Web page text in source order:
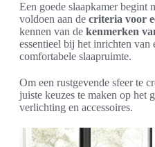
Een goede slaapkamer begint
voldoen aan de criteria voor
kennen van de kenmerken
essentieel bij het inrichten van
comfortabele slaapruimte.
Om een rustgevende sfeer te
juiste keuzes te maken op het
verlichting en accessoires.